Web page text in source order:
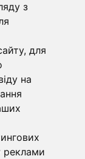
з
, для
на
реклами